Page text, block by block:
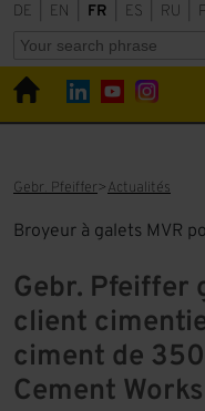
DE EN FR ES RU
Gebr. Pfeiffer Actualités
Broyeur à galets MVR
Gebr. Pfeiffer
client
ciment de
Cement